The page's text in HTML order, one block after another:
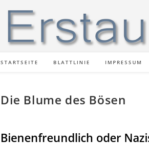
STARTSEITE BLATTLINIE IMPRESSUM
Die Blume des Bösen
Bienenfreundlich oder